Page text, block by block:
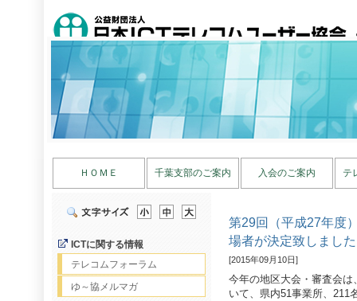
ＨＯＭＥ 千葉支部のご案内 入会のご案内 テ
ICTに関する情報
テレコムフォーラム
ゆ～協メルマガ
第29回（平成27年度
場者が決定致しまし
[2015年09月10日]
今年の地区大会・審査会
いて、県内51事業所、211